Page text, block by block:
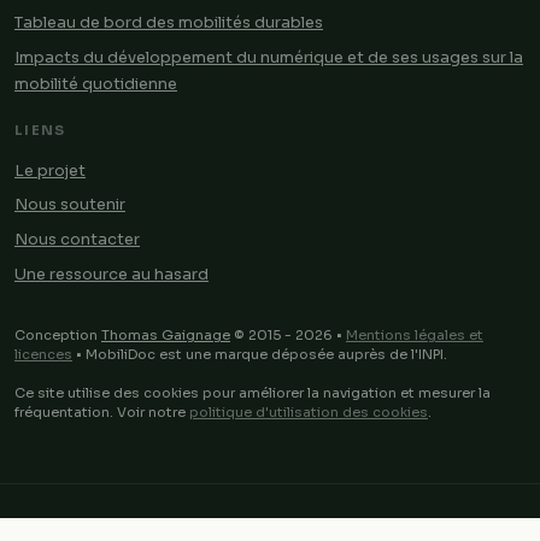
Tableau de bord des mobilités durables
Impacts du développement du numérique et de ses usages sur la
mobilité quotidienne
LIENS
Le projet
Nous soutenir
Nous contacter
Une ressource au hasard
Conception Thomas Gaignage © 2015 - 2026 • Mentions légales et
licences • MobiliDoc est une marque déposée auprès de l'INPI.
Ce site utilise des cookies pour améliorer la navigation et mesurer la
fréquentation. Voir notre politique d'utilisation des cookies.